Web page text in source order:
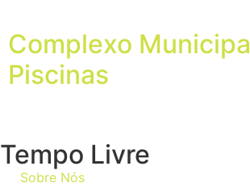
Complexo
Piscinas
Tempo Livre
Sobre Nós